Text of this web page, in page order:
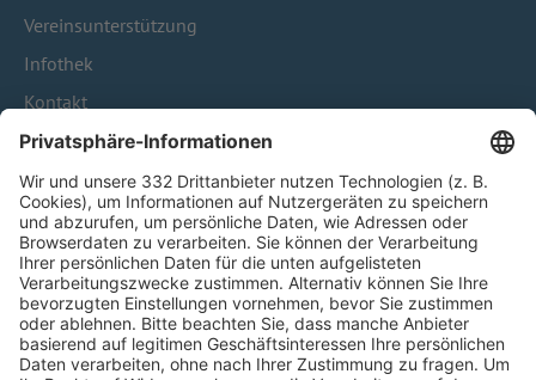
Vereinsunterstützung
Infothek
Kontakt
HÄUFIG BESUCHTE SEITEN
Pässe und Vereinswechsel
Trainerausbildung
Schulungsangebot Vereinsmitarbeiter
BFV-Geschäftsstellen
Trainerbörse